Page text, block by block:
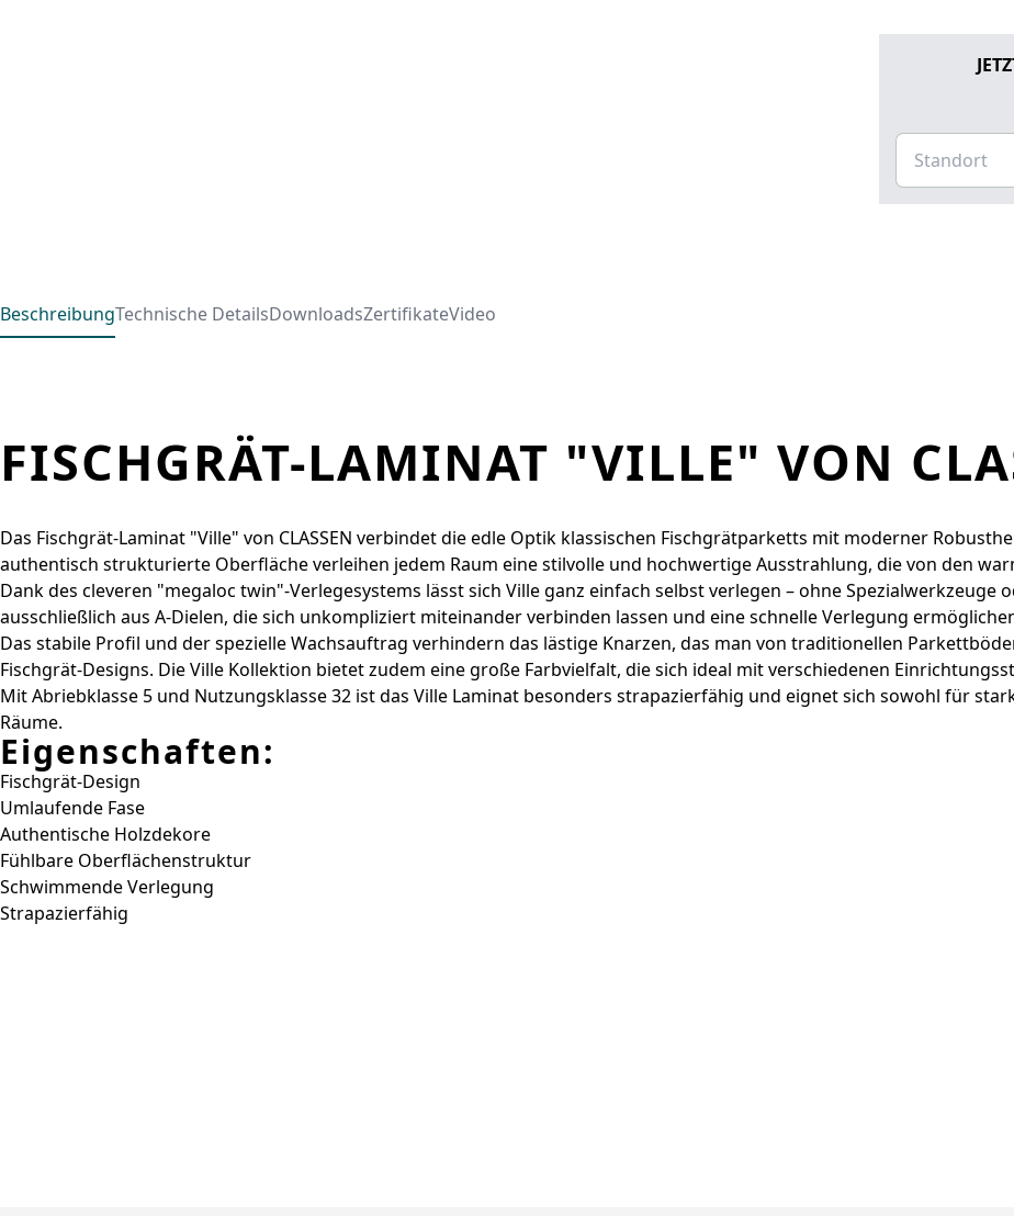
BeschreibungTechnische DetailsDownloadsZertifikateVideo
FISCHGRÄT-LAMINAT "VILLE" VON
Das Fischgrät-Laminat "Ville" von CLASSEN verbindet die edle Optik klassischen Fischgrätparketts mit moderner
authentisch strukturierte Oberfläche verleihen jedem Raum eine stilvolle und hochwertige Ausstrahlung, die von den
Dank des cleveren "megaloc twin"-Verlegesystems lässt sich Ville ganz einfach selbst verlegen – ohne Spezialwerkzeuge
ausschließlich aus A-Dielen, die sich unkompliziert miteinander verbinden lassen und eine schnelle Verlegung
Das stabile Profil und der spezielle Wachsauftrag verhindern das lästige Knarzen, das man von traditionellen
Fischgrät-Designs. Die Ville Kollektion bietet zudem eine große Farbvielfalt, die sich ideal mit verschiedenen
Mit Abriebklasse 5 und Nutzungsklasse 32 ist das Ville Laminat besonders strapazierfähig und eignet sich sowohl für
Räume.
Eigenschaften:
Fischgrät-Design
Umlaufende Fase
Authentische Holzdekore
Fühlbare Oberflächenstruktur
Schwimmende Verlegung
Strapazierfähig